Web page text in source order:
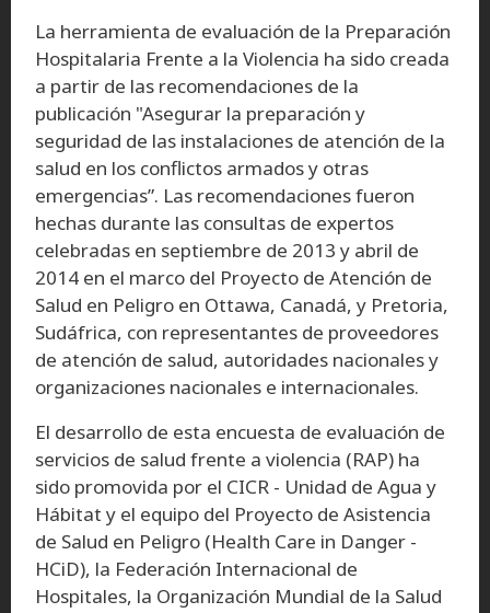
La herramienta de evaluación de la Preparación
Hospitalaria Frente a la Violencia ha sido creada
a partir de las recomendaciones de la
publicación "Asegurar la preparación y
seguridad de las instalaciones de atención de la
salud en los conflictos armados y otras
emergencias”. Las recomendaciones fueron
hechas durante las consultas de expertos
celebradas en septiembre de 2013 y abril de
2014 en el marco del Proyecto de Atención de
Salud en Peligro en Ottawa, Canadá, y Pretoria,
Sudáfrica, con representantes de proveedores
de atención de salud, autoridades nacionales y
organizaciones nacionales e internacionales.
El desarrollo de esta encuesta de evaluación de
servicios de salud frente a violencia (RAP) ha
sido promovida por el CICR - Unidad de Agua y
Hábitat y el equipo del Proyecto de Asistencia
de Salud en Peligro (Health Care in Danger -
HCiD), la Federación Internacional de
Hospitales, la Organización Mundial de la Salud